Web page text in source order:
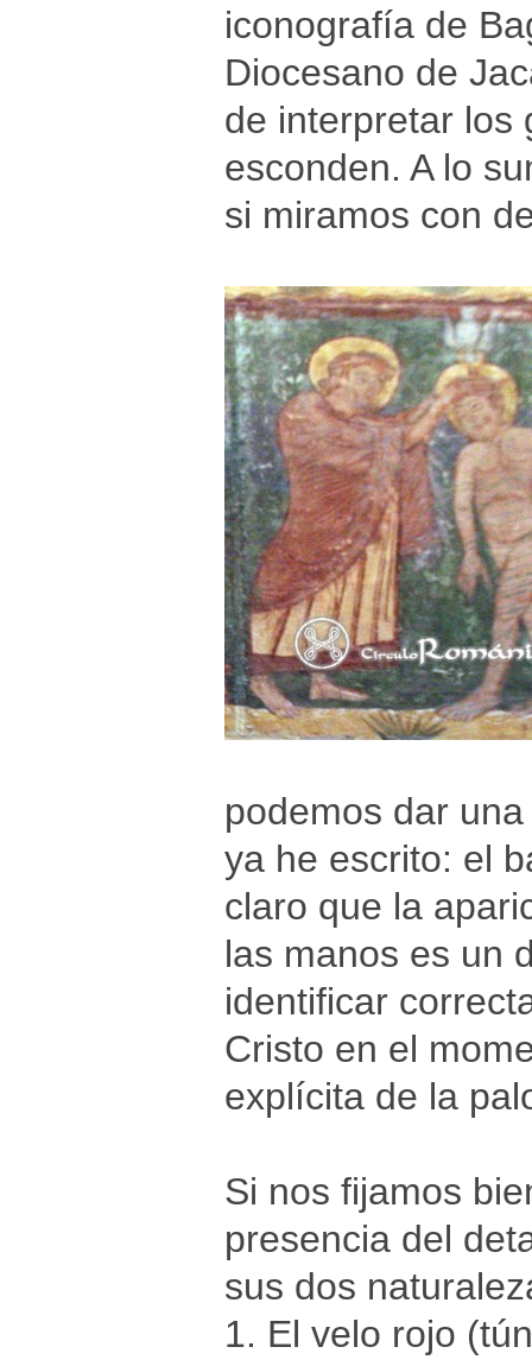
iconografía de
Diocesano de
de interpretar los
esconden. A lo
si miramos con
podemos dar
ya he escrito: el
claro que la
las manos es un
identificar
Cristo en el
explícita de la
Si nos fijamos
presencia del
sus dos
1. El velo rojo